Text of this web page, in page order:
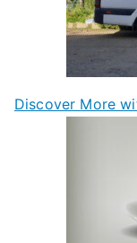
Discover More